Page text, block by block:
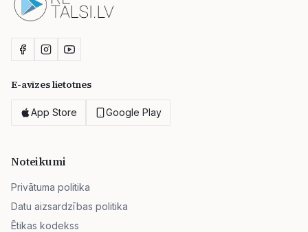
E-avīzes lietotnes
App Store Google Play
Noteikumi
Privātuma politika
Datu aizsardzības politika
Ētikas kodekss